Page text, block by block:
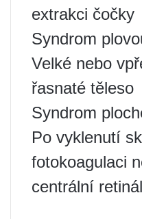
extrakci čočky
Syndrom
Velké nebo
řasnaté těleso
Syndrom
Po vyklenutí
fotokoagulaci
centrální